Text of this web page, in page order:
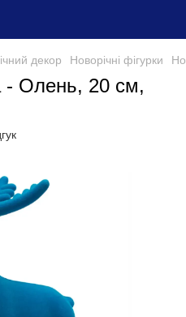
декор Новорічні фігурки
- Олень, 20 см,